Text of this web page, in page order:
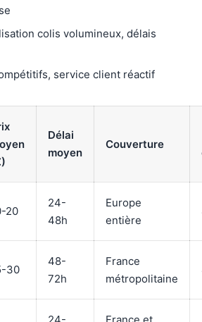
colis volumineux, délais
service client réactif
Délai
moyen
Couverture
20
24-
48h
Europe
entière
30
48-
72h
France
métropolitaine